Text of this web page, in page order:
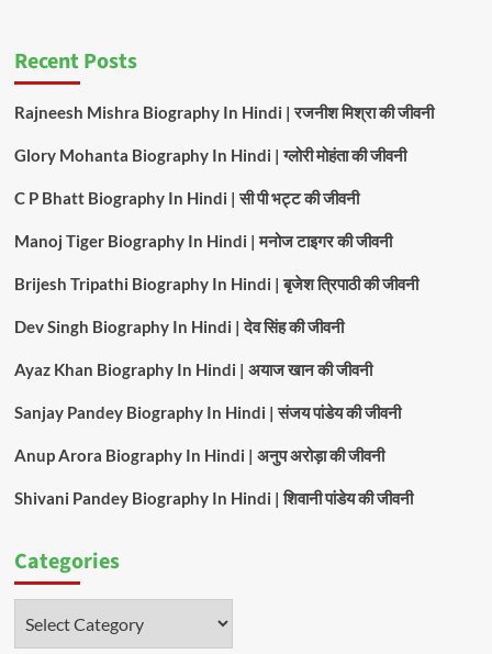
Recent Posts
Rajneesh Mishra Biography In Hindi | रजनीश मिश्रा की जीवनी
Glory Mohanta Biography In Hindi | ग्लोरी मोहंता की जीवनी
C P Bhatt Biography In Hindi | सी पी भट्ट की जीवनी
Manoj Tiger Biography In Hindi | मनोज टाइगर की जीवनी
Brijesh Tripathi Biography In Hindi | बृजेश त्रिपाठी की जीवनी
Dev Singh Biography In Hindi | देव सिंह की जीवनी
Ayaz Khan Biography In Hindi | अयाज खान की जीवनी
Sanjay Pandey Biography In Hindi | संजय पांडेय की जीवनी
Anup Arora Biography In Hindi | अनुप अरोड़ा की जीवनी
Shivani Pandey Biography In Hindi | शिवानी पांडेय की जीवनी
Categories